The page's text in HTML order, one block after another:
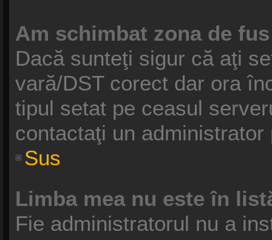
Am schimbat zona de
Dacă sunteţi sigur că aţi
vară/DST corect dar ora
tipul setat pe ceasul
contactaţi un
Sus
Limba mea nu este în
Fie administratorul nu a